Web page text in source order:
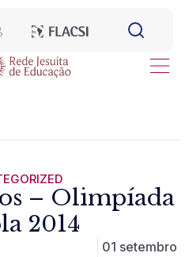
– Olimpíada
2014
01 setembro